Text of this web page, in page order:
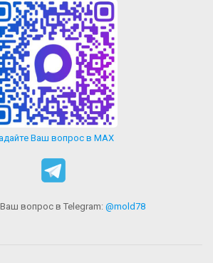
Ваш вопрос в MAX
вопрос в Telegram: @mold78